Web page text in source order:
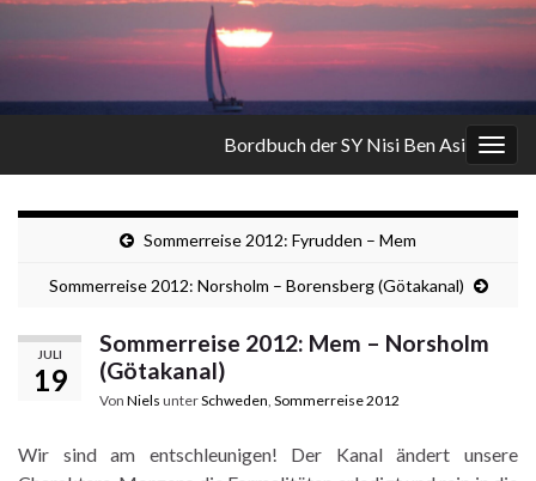
Bordbuch der SY Nisi Ben Asi
Sommerreise 2012: Fyrudden – Mem
Sommerreise 2012: Norsholm – Borensberg (Götakanal)
JULI
19
Sommerreise 2012: Mem – Norsholm
(Götakanal)
Von Niels unterSchweden Sommerreise 2012
Wir sind am entschleunigen! Der Kanal ändert unsere